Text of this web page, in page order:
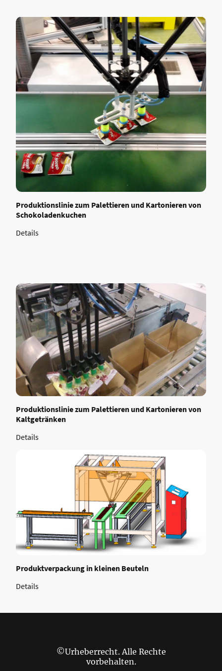
Produktionslinie zum Palettieren und Kartonieren von
Schokoladenkuchen
Details
Produktionslinie zum Palettieren und Kartonieren von
Kaltgetränken
Details
Produktverpackung in kleinen Beuteln
Details
©Urheberrecht. Alle Rechte
vorbehalten.